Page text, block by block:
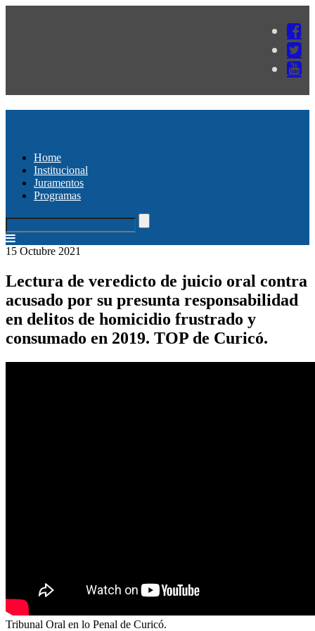
Home
Institucional
Juramentos
Programas
15 Octubre 2021
Lectura de veredicto de juicio oral contra
acusado por su presunta responsabilidad
en delitos de homicidio frustrado y
consumado en 2019. TOP de Curicó.
Tribunal Oral en lo Penal de Curicó.